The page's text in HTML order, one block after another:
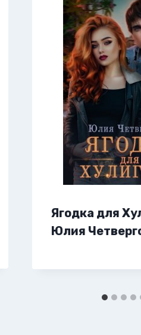
Ягодка для
Юлия